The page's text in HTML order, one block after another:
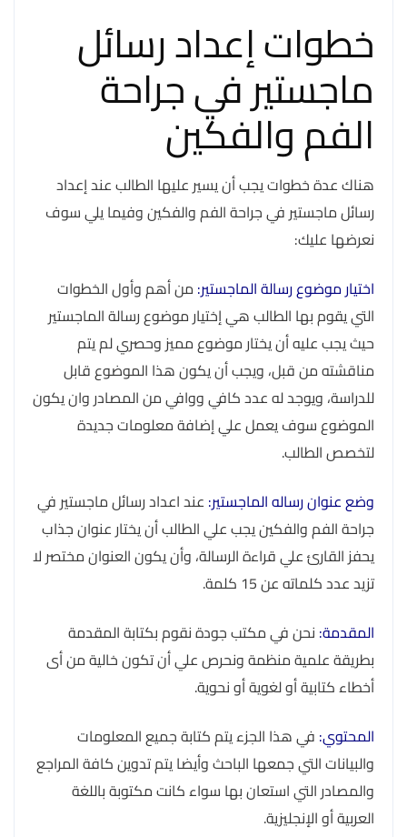
خطوات إعداد رسائل
ماجستير في جراحة
الفم والفكين
هناك عدة خطوات يجب أن يسير عليها الطالب عند إعداد
رسائل ماجستير في جراحة الفم والفكين وفيما يلي سوف
نعرضها عليك:
اختيار موضوع رسالة الماجستير: من أهم وأول الخطوات
التي يقوم بها الطالب هي إختيار موضوع رسالة الماجستير
حيث يجب عليه أن يختار موضوع مميز وحصري لم يتم
مناقشته من قبل، ويجب أن يكون هذا الموضوع قابل
للدراسة، ويوجد له عدد كافي ووافي من المصادر وان يكون
الموضوع سوف يعمل علي إضافة معلومات جديدة
لتخصص الطالب.
وضع عنوان رساله الماجستير: عند اعداد رسائل ماجستير في
جراحة الفم والفكين يجب علي الطالب أن يختار عنوان جذاب
يحفز القارئ علي قراءة الرسالة، وأن يكون العنوان مختصر لا
تزيد عدد كلماته عن 15 كلمة.
المقدمة: نحن في مكتب جودة نقوم بكتابة المقدمة
بطريقة علمية منظمة ونحرص علي أن تكون خالية من أى
أخطاء كتابية أو لغوية أو نحوية.
المحتوي: في هذا الجزء يتم كتابة جميع المعلومات
والبيانات التي جمعها الباحث وأيضا يتم تدوين كافة المراجع
والمصادر التي استعان بها سواء كانت مكتوبة باللغة
العربية أو الإنجليزية.